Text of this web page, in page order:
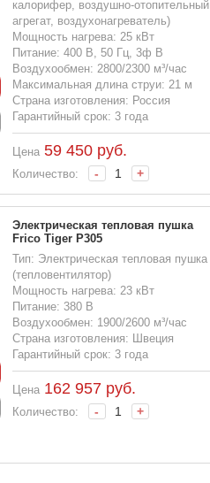
калорифер, воздушно-отопительный
агрегат, воздухонагреватель)
Мощность нагрева: 25 кВт
Питание: 400 В, 50 Гц, 3ф В
Воздухообмен: 2800/2300 м³/час
Максимальная длина струи: 21 м
Страна изготовления: Россия
Гарантийный срок: 3 года
Цена 59 450руб.
Количество: - +
Электрическая тепловая пушка
Frico Tiger P305
Тип: Электрическая тепловая пушка
(тепловентилятор)
Мощность нагрева: 23 кВт
Питание: 380 В
Воздухообмен: 1900/2600 м³/час
Страна изготовления: Швеция
Гарантийный срок: 3 года
Цена 162 957руб.
Количество: - +